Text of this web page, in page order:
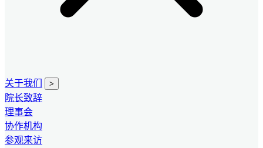
关于我们 >
院长致辞
理事会
协作机构
参观来访